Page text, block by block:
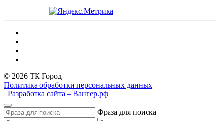
© 2026 ТК Город
Политика обработки персональных данных
Разработка сайта – Вангер.рф
Фраза для поиска